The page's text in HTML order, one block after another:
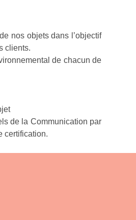
nos objets dans l’objectif
clients.
de chacun de
de la Communication par
certification.